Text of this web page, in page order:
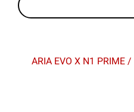
/ ARIA EVO X N1 PRIME